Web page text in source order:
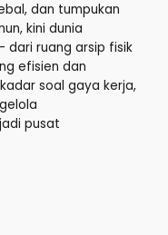
dan tumpukan
kini dunia
dari ruang arsip fisik
efisien dan
soal gaya kerja,
pusat